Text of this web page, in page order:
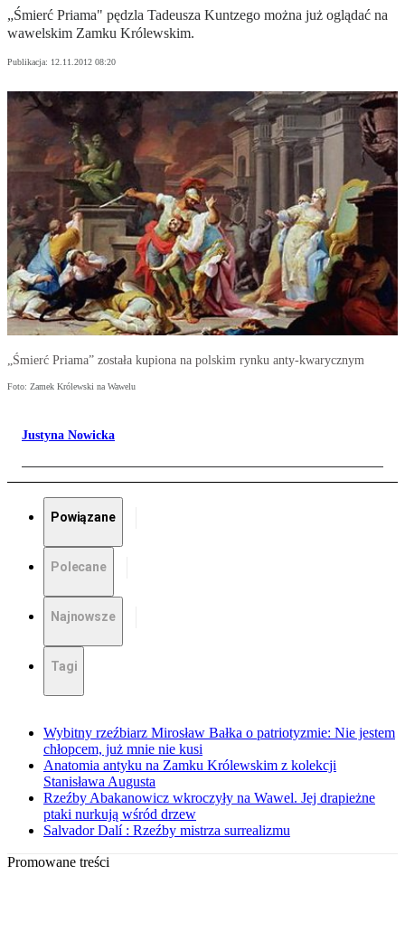
„Śmierć Priama" pędzla Tadeusza Kuntzego można już oglądać na
wawelskim Zamku Królewskim.
Publikacja: 12.11.2012 08:20
„Śmierć Priama” została kupiona na polskim rynku anty-kwarycznym
Foto: Zamek Królewski na Wawelu
Justyna Nowicka
Powiązane
Polecane
Najnowsze
Tagi
Wybitny rzeźbiarz Mirosław Bałka o patriotyzmie: Nie jestem
chłopcem, już mnie nie kusi
Anatomia antyku na Zamku Królewskim z kolekcji
Stanisława Augusta
Rzeźby Abakanowicz wkroczyły na Wawel. Jej drapieżne
ptaki nurkują wśród drzew
Salvador Dalí : Rzeźby mistrza surrealizmu
Promowane treści